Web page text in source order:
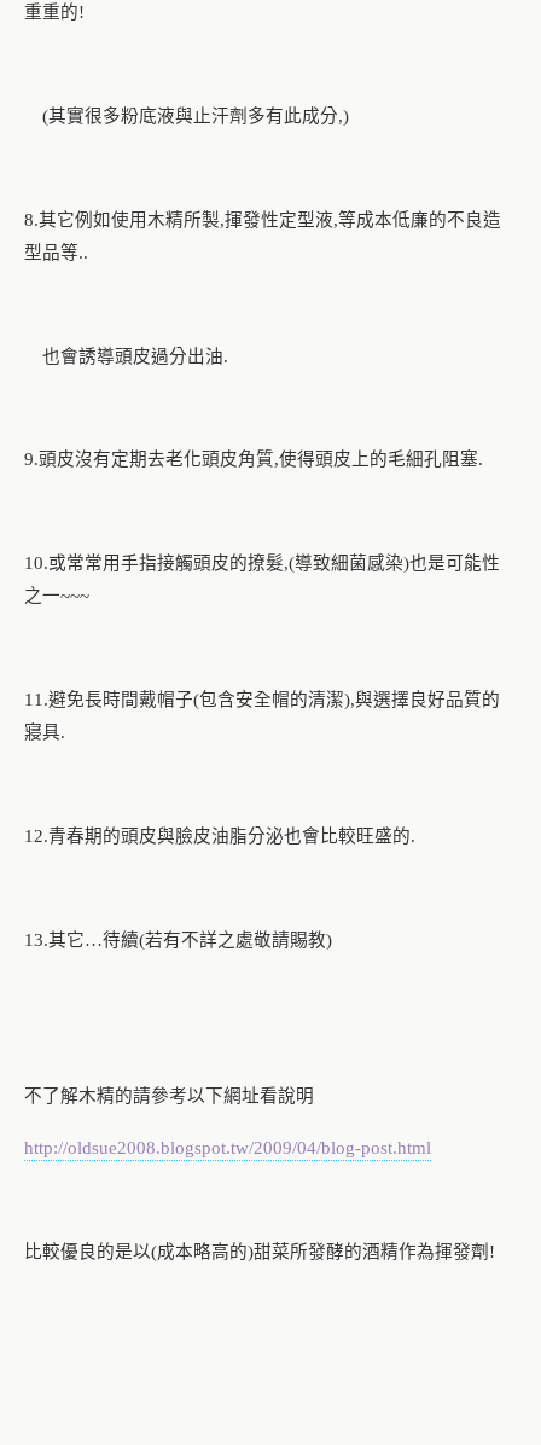
重重的!
(其實很多粉底液與止汗劑多有此成分,)
8.其它例如使用木精所製,揮發性定型液,等成本低廉的不良造
型品等..
也會誘導頭皮過分出油.
9.頭皮沒有定期去老化頭皮角質,使得頭皮上的毛細孔阻塞.
10.或常常用手指接觸頭皮的撩髮,(導致細菌感染)也是可能性
之一~~~
11.避免長時間戴帽子(包含安全帽的清潔),與選擇良好品質的
寢具.
12.青春期的頭皮與臉皮油脂分泌也會比較旺盛的.
13.其它…待續(若有不詳之處敬請賜教)
不了解木精的請參考以下網址看說明
http://oldsue2008.blogspot.tw/2009/04/blog-post.html
比較優良的是以(成本略高的)甜菜所發酵的酒精作為揮發劑!